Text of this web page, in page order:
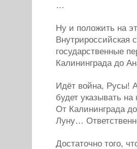
…
Ну и положить на
Внутрироссийская
государственные
Калининграда до
Идёт война, Русы!
будет указывать
От Калининграда
Луну…
Достаточно того,